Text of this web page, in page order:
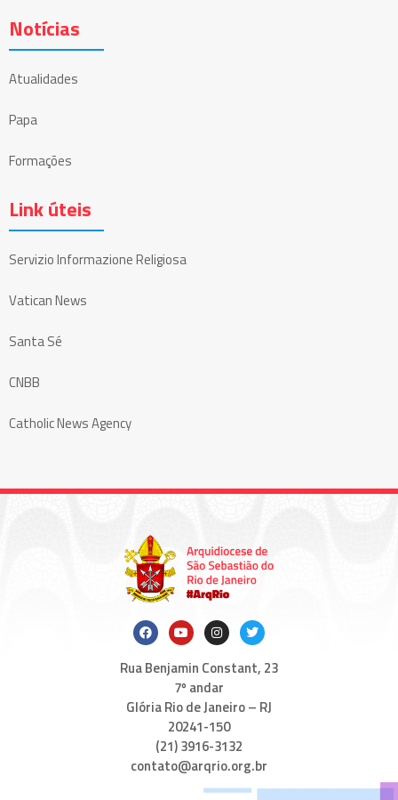
Notícias
Atualidades
Papa
Formações
Link úteis
Servizio Informazione Religiosa
Vatican News
Santa Sé
CNBB
Catholic News Agency
Rua Benjamin Constant, 23
7º andar
Glória Rio de Janeiro – RJ
20241-150
(21) 3916-3132
contato@arqrio.org.br